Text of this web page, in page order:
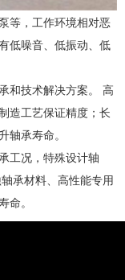
等，工作环境相对恶
低噪音、低振动、低
和技术解决方案。 高
造工艺保证精度；长
轴承寿命。
工况，特殊设计轴
承材料、高性能专用
命。